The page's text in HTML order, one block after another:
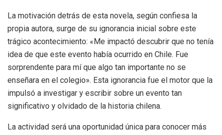
La motivación detrás de esta novela, según confiesa la
propia autora, surge de su ignorancia inicial sobre este
trágico acontecimiento: «Me impactó descubrir que no tenía
idea de que este evento había ocurrido en Chile. Fue
sorprendente para mí que algo tan importante no se
enseñara en el colegio». Esta ignorancia fue el motor que la
impulsó a investigar y escribir sobre un evento tan
significativo y olvidado de la historia chilena.
La actividad será una oportunidad única para conocer más